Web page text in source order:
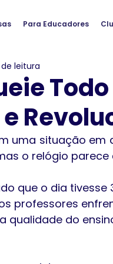
Para Educadores
e
leitura
uma situação
o relógio
que o dia
professores
qualidade do